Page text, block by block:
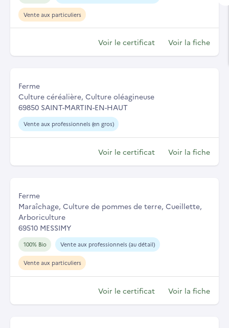
Vente aux particuliers
Voir le certificat Voir la fiche
Ferme
Culture céréalière, Culture oléagineuse
69850 SAINT-MARTIN-EN-HAUT
Vente aux professionnels (en gros)
Voir le certificat Voir la fiche
Ferme
Maraîchage, Culture de pommes de terre, Cueillette,
Arboriculture
69510 MESSIMY
100% Bio Vente aux professionnels (au détail)
Vente aux particuliers
Voir le certificat Voir la fiche